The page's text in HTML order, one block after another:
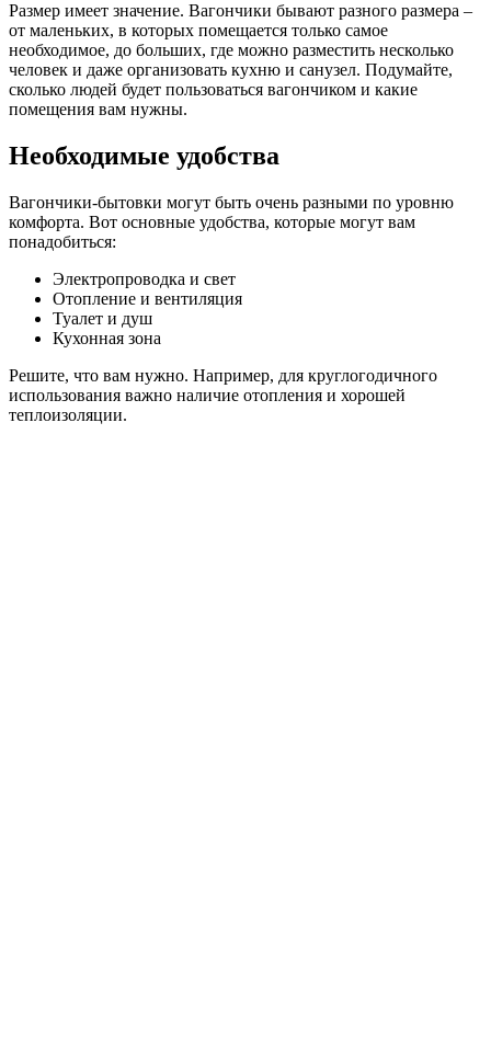
Размер имеет значение. Вагончики бывают разного размера –
от маленьких, в которых помещается только самое
необходимое, до больших, где можно разместить несколько
человек и даже организовать кухню и санузел. Подумайте,
сколько людей будет пользоваться вагончиком и какие
помещения вам нужны.
Необходимые удобства
Вагончики-бытовки могут быть очень разными по уровню
комфорта. Вот основные удобства, которые могут вам
понадобиться:
Электропроводка и свет
Отопление и вентиляция
Туалет и душ
Кухонная зона
Решите, что вам нужно. Например, для круглогодичного
использования важно наличие отопления и хорошей
теплоизоляции.